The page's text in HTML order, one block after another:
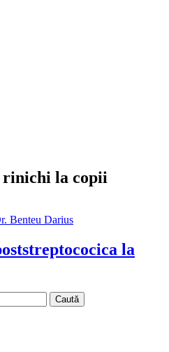
la copii
Benteu Darius
la